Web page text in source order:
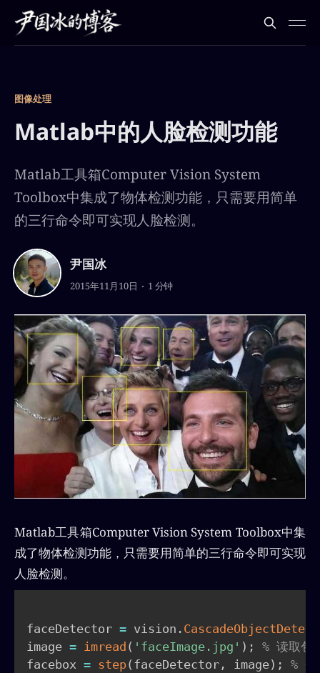
图像处理
Matlab中的人脸检测功能
Matlab工具箱Computer Vision System
Toolbox中集成了物体检测功能，只需要用简单
的三行命令即可实现人脸检测。
尹国冰
2015年11月10日 1 分钟
Matlab工具箱Computer Vision System Toolbox中集
成了物体检测功能，只需要用简单的三行命令即可实现
人脸检测。
faceDetector = vision .
image = imread ( 'faceImage.jpg' ) ;
% 读取包
facebox = step( faceDetector , image) ; %